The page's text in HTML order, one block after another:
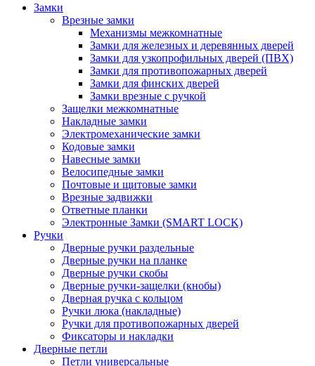
Замки
Врезные замки
Механизмы межкомнатные
Замки для железных и деревянных дверей
Замки для узкопрофильных дверей (ПВХ)
Замки для противопожарных дверей
Замки для финских дверей
Замки врезные с ручкой
Защелки межкомнатные
Накладные замки
Электромеханические замки
Кодовые замки
Навесные замки
Велосипедные замки
Почтовые и щитовые замки
Врезные задвижки
Ответные планки
Электронные Замки (SMART LOCK)
Ручки
Дверные ручки раздельные
Дверные ручки на планке
Дверные ручки скобы
Дверные ручки-защелки (кнобы)
Дверная ручка с кольцом
Ручки люка (накладные)
Ручки для противопожарных дверей
Фиксаторы и накладки
Дверные петли
Петли универсальные